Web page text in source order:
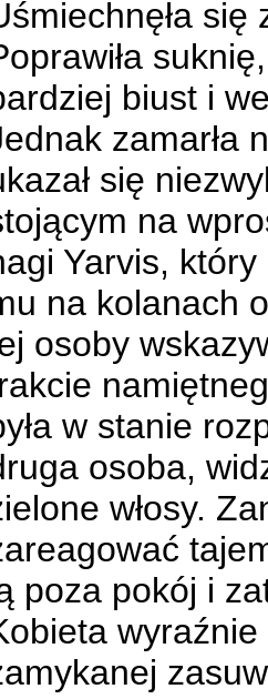
się
biust i
zamarła
się
na
Yarvis,
na kolanach
osoby
w stanie
osoba,
włosy.
poza pokój i
wyraźnie